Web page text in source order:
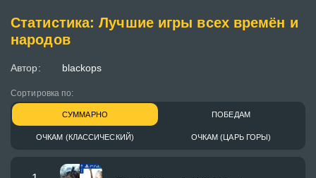
Статистика: Лучшие игры всех времён и
народов
Автор: blackops
Сортировка по:
СУММАРНО ПОБЕДАМ
ОЧКАМ (КЛАССИЧЕСКИЙ) ОЧКАМ (ЦАРЬ ГОРЫ)